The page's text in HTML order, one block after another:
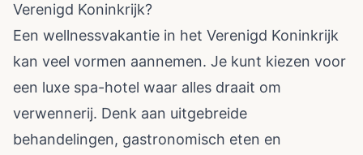
Verenigd Koninkrijk?
Een wellnessvakantie in het Verenigd Koninkrijk
kan veel vormen aannemen. Je kunt kiezen voor
een luxe spa-hotel waar alles draait om
verwennerij. Denk aan uitgebreide
behandelingen, gastronomisch eten en